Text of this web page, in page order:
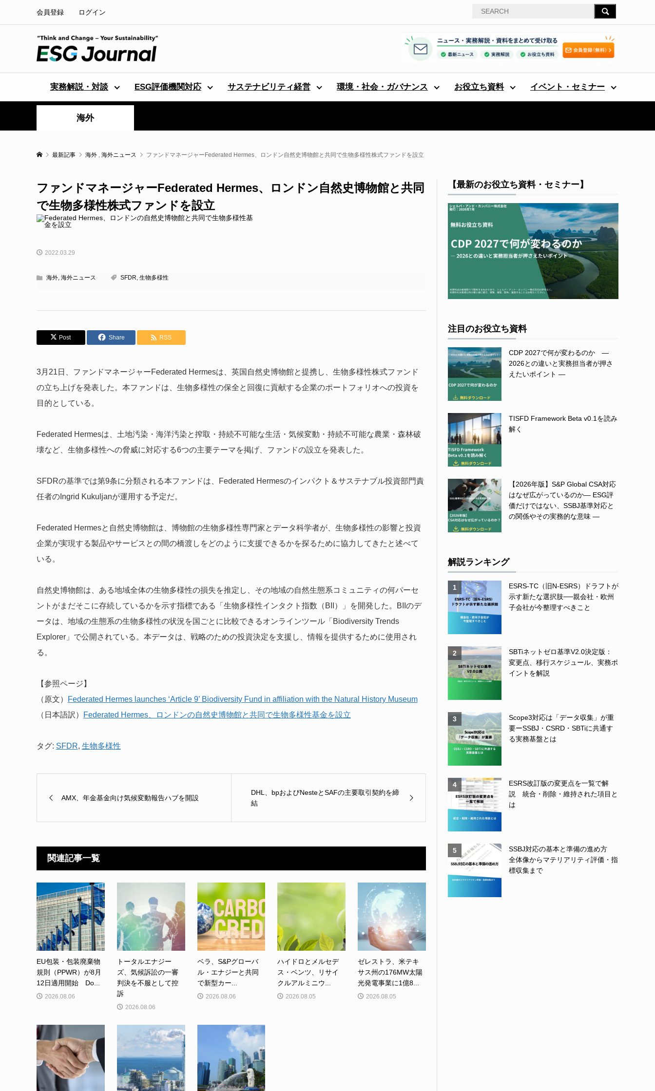
会員登録 ログイン
実務解説・対談 ESG評価機関対応 サステナビリティ経営 環境・社会・ガバナンス お役立ち資料 イベント・セミナー
海外
最新記事 海外 , 海外ニュース ファンドマネージャーFederated Hermes、ロンドン自然史博物館と共同で生物多様性株式ファンドを設立
ファンドマネージャーFederated Hermes、ロンドン自然史博物館と共同
で生物多様性株式ファンドを設立
2022.03.29
海外, 海外ニュース SFDR, 生物多様性
Post Share RSS
3月21日、ファンドマネージャーFederated Hermesは、英国自然史博物館と提携し、生物多様性株式ファンド
の立ち上げを発表した。本ファンドは、生物多様性の保全と回復に貢献する企業のポートフォリオへの投資を
目的としている。
Federated Hermesは、土地汚染・海洋汚染と搾取・持続不可能な生活・気候変動・持続不可能な農業・森林破
壊など、生物多様性への脅威に対応する6つの主要テーマを掲げ、ファンドの設立を発表した。
SFDRの基準では第9条に分類される本ファンドは、Federated Hermesのインパクト＆サステナブル投資部門責
任者のIngrid Kukuljanが運用する予定だ。
Federated Hermesと自然史博物館は、博物館の生物多様性専門家とデータ科学者が、生物多様性の影響と投資
企業が実現する製品やサービスとの間の橋渡しをどのように支援できるかを探るために協力してきたと述べて
いる。
自然史博物館は、ある地域全体の生物多様性の損失を推定し、その地域の自然生態系コミュニティの何パーセ
ントがまだそこに存続しているかを示す指標である「生物多様性インタクト指数（BII）」を開発した。BIIのデ
ータは、地域の生態系の生物多様性の状況を国ごとに比較できるオンラインツール「Biodiversity Trends
Explorer」で公開されている。本データは、戦略のための投資決定を支援し、情報を提供するために使用され
る。
【参照ページ】
（原文）
Federated Hermes launches ‘Article 9’ Biodiversity Fund in affiliation with the Natural History Museum
（日本語訳）
Federated Hermes、ロンドンの自然史博物館と共同で生物多様性基金を設立
タグ: SFDR, 生物多様性
AMX、年金基金向け気候変動報告ハブを開設
DHL、bpおよびNesteとSAFの主要取引契約を締
結
関連記事一覧
EU包装・包装廃棄物
規則（PPWR）が8月
12日適用開始 Do...
2026.08.06
トータルエナジー
ズ、気候訴訟の一審
判決を不服として控
訴
2026.08.06
ベラ、S&Pグローバ
ル・エナジーと共同
で新型カー...
2026.08.06
ハイドロとメルセデ
ス・ベンツ、リサイ
クルアルミニウ...
2026.08.05
ゼレストラ、米テキ
サス州の176MW太陽
光発電事業に1億8...
2026.08.05
【最新のお役立ち資料・セミナー】
注目のお役立ち資料
CDP 2027で何が変わるのか ―
2026との違いと実務担当者が押さ
えたいポイント ―
TISFD Framework Beta v0.1を読み
解く
【2026年版】S&P Global CSA対応
はなぜ広がっているのか― ESG評
価だけではない、SSBJ基準対応と
の関係やその実務的な意味 ―
解説ランキング
1
ESRS-TC（旧N-ESRS）ドラフトが
示す新たな選択肢──親会社・欧州
子会社が今整理すべきこと
2
SBTiネットゼロ基準V2.0決定版：
変更点、移行スケジュール、実務ポ
イントを解説
3
Scope3対応は「データ収集」が重
要ーSSBJ・CSRD・SBTiに共通す
る実務基盤とは
4
ESRS改訂版の変更点を一覧で解
説 統合・削除・維持された項目と
は
5
SSBJ対応の基本と準備の進め方
全体像からマテリアリティ評価・指
標収集まで